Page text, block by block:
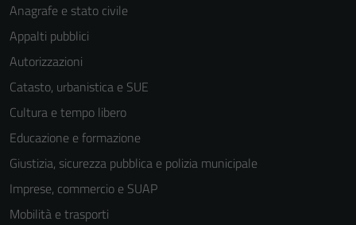
Anagrafe e stato civile
Appalti pubblici
Autorizzazioni
Catasto, urbanistica e SUE
Cultura e tempo libero
Educazione e formazione
Giustizia, sicurezza pubblica e polizia municipale
Imprese, commercio e SUAP
Mobilità e trasporti